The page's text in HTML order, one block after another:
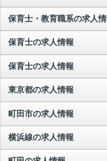
保育士・教育職系の求人
保育士の求人情報
保育士の求人情報
東京都の求人情報
町田市の求人情報
横浜線の求人情報